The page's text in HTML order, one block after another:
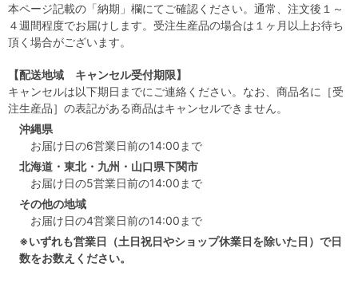
本ページ記載の「納期」欄にてご確認ください。通常、注文後１～
４週間程度でお届けします。受注生産品の場合は１ヶ月以上お待ち
頂く場合がございます。
【配送地域 キャンセル受付期限】
キャンセルは以下期日までにご連絡ください。なお、商品名に［受
注生産品］の表記がある商品はキャンセルできません。
沖縄県
お届け日の6営業日前の14:00まで
北海道・東北・九州・山口県下関市
お届け日の5営業日前の14:00まで
その他の地域
お届け日の4営業日前の14:00まで
※いずれも営業日（土日祝日やショップ休業日を除いた日）で日
数をお数えください。